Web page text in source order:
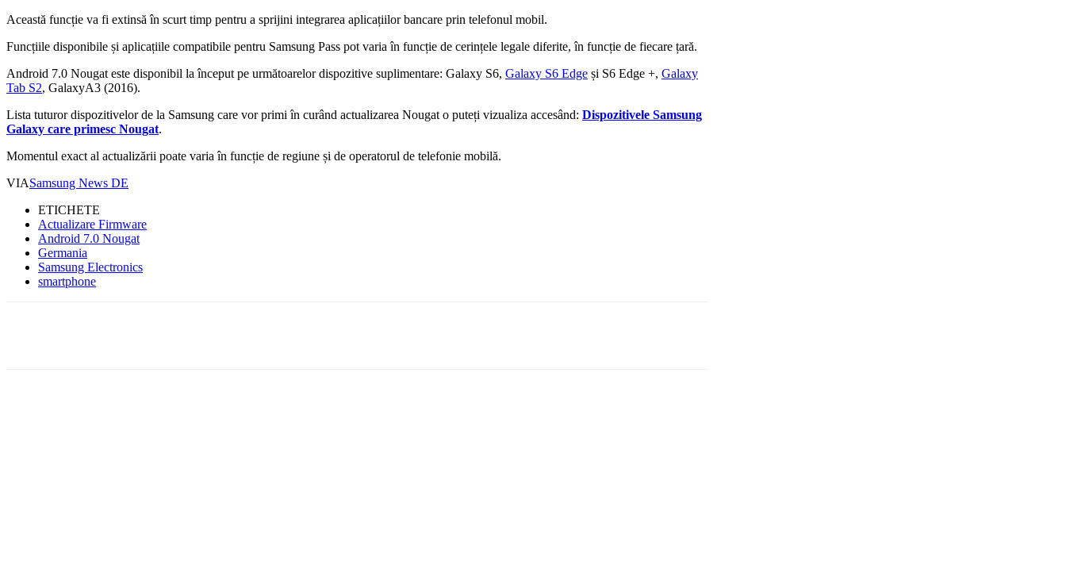
Această funcție va fi extinsă în scurt timp pentru a sprijini integrarea aplicațiilor bancare prin telefonul mobil.
Funcțiile disponibile și aplicațiile compatibile pentru Samsung Pass pot varia în funcție de cerințele legale diferite, în funcție de fiecare țară.
Android 7.0 Nougat este disponibil la început pe următoarelor dispozitive suplimentare: Galaxy S6, Galaxy S6 Edge și S6 Edge +, Galaxy
Tab S2, GalaxyA3 (2016).
Lista tuturor dispozitivelor de la Samsung care vor primi în curând actualizarea Nougat o puteți vizualiza accesând: Dispozitivele Samsung
Galaxy care primesc Nougat.
Momentul exact al actualizării poate varia în funcție de regiune și de operatorul de telefonie mobilă.
VIASamsung News DE
ETICHETE
Actualizare Firmware
Android 7.0 Nougat
Germania
Samsung Electronics
smartphone